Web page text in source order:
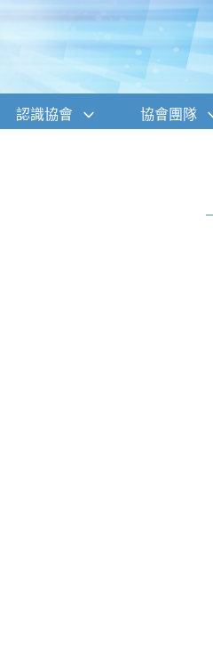
移至網頁之主要內容區位置
認識協會 協會團隊